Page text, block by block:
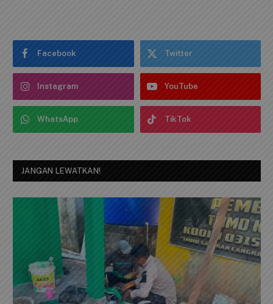
Facebook Twitter
Instagram YouTube
WhatsApp TikTok
JANGAN LEWATKAN!